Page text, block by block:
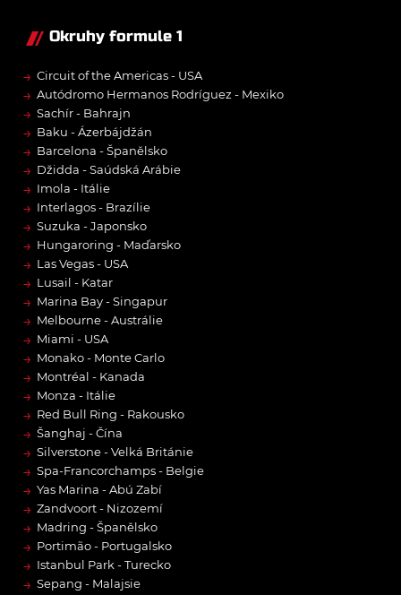
Okruhy formule 1
→ Circuit of the Americas - USA
→ Autódromo Hermanos Rodríguez - Mexiko
→ Sachír - Bahrajn
→ Baku - Ázerbájdžán
→ Barcelona - Španělsko
→ Džidda - Saúdská Arábie
→ Imola - Itálie
→ Interlagos - Brazílie
→ Suzuka - Japonsko
→ Hungaroring - Maďarsko
→ Las Vegas - USA
→ Lusail - Katar
→ Marina Bay - Singapur
→ Melbourne - Austrálie
→ Miami - USA
→ Monako - Monte Carlo
→ Montréal - Kanada
→ Monza - Itálie
→ Red Bull Ring - Rakousko
→ Šanghaj - Čína
→ Silverstone - Velká Británie
→ Spa-Francorchamps - Belgie
→ Yas Marina - Abú Zabí
→ Zandvoort - Nizozemí
→ Madring - Španělsko
→ Portimão - Portugalsko
→ Istanbul Park - Turecko
→ Sepang - Malajsie